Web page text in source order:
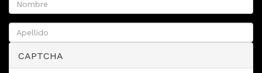
CAPTCHA